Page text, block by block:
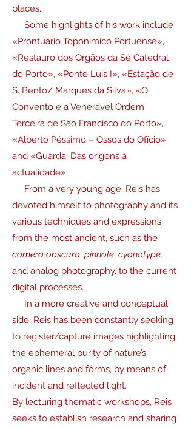
places.
Some highlights of his work include
«Prontuário Toponímico Portuense»,
«Restauro dos Órgãos da Sé Catedral
do Porto», «Ponte Luis I», «Estação de
S. Bento/ Marques da Silva», «O
Convento e a Venerável Ordem
Terceira de São Francisco do Porto»,
«Alberto Péssimo – Ossos do Ofício»
and «Guarda. Das origens à
actualidade».
From a very young age, Reis has
devoted himself to photography and its
various techniques and expressions,
from the most ancient, such as the
camera obscura, pinhole, cyanotype,
and analog photography, to the current
digital processes.
In a more creative and conceptual
side, Reis has been constantly seeking
to register/capture images highlighting
the ephemeral purity of nature’s
organic lines and forms, by means of
incident and reflected light.
By lecturing thematic workshops, Reis
seeks to establish research and sharing